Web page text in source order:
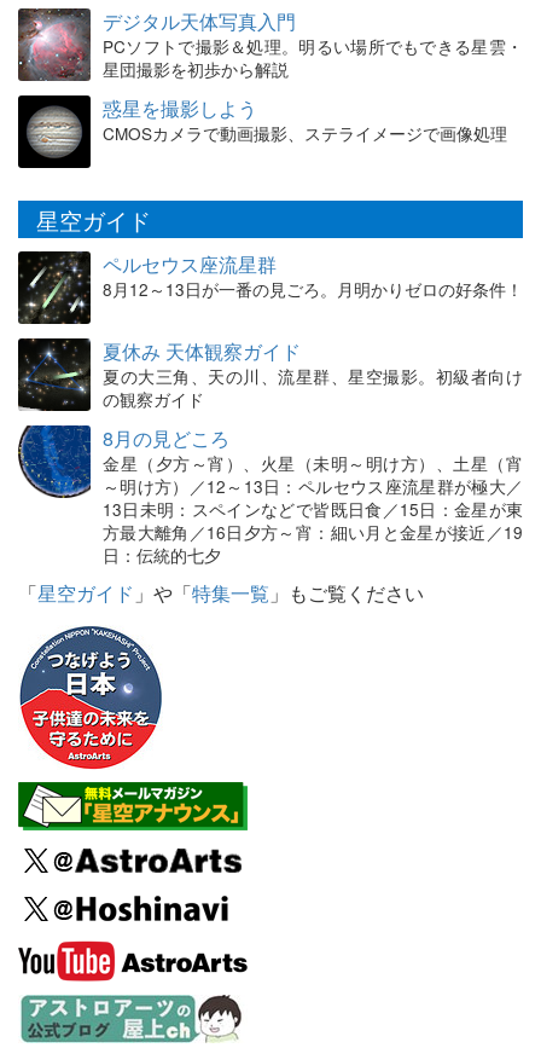
デジタル天体写真入門
PCソフトで撮影＆処理。明るい場所でもできる星雲・
星団撮影を初歩から解説
惑星を撮影しよう
CMOSカメラで動画撮影、ステライメージで画像処理
星空ガイド
ペルセウス座流星群
8月12～13日が一番の見ごろ。月明かりゼロの好条件！
夏休み 天体観察ガイド
夏の大三角、天の川、流星群、星空撮影。初級者向け
の観察ガイド
8月の見どころ
金星（夕方～宵）、火星（未明～明け方）、土星（宵
～明け方）／12～13日：ペルセウス座流星群が極大／
13日未明：スペインなどで皆既日食／15日：金星が東
方最大離角／16日夕方～宵：細い月と金星が接近／19
日：伝統的七夕
「星空ガイド 」や「特集一覧 」もご覧ください